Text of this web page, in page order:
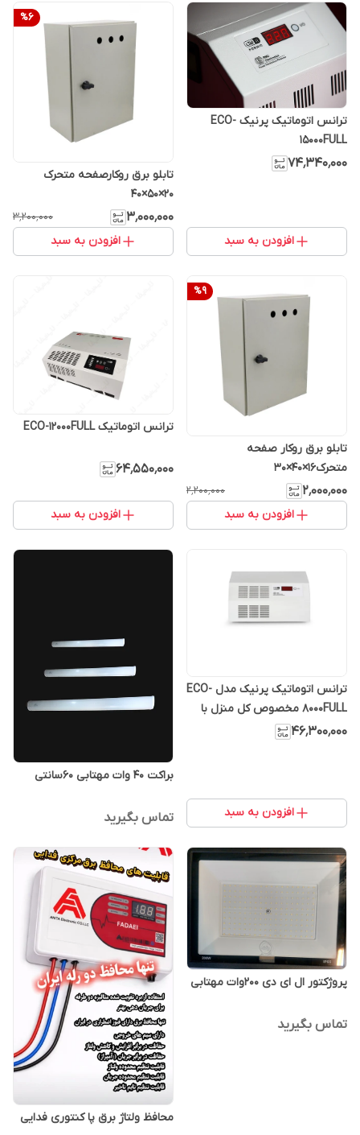
ترانس اتوماتیک پرنیک ECO-
15000FULL
۷۴٬۳۴۰٬۰۰۰
افزودن به سبد
%6
تابلو برق روکارصفحه متحرک
۲۰×۵۰×۴۰
۳٬۰۰۰٬۰۰۰ ۳٬۲۰۰٬۰۰۰
افزودن به سبد
%9
تابلو برق روکار صفحه
متحرک۱۶×۴۰×۳۰
۲٬۰۰۰٬۰۰۰ ۲٬۲۰۰٬۰۰۰
افزودن به سبد
ترانس اتوماتیک ECO-12000FULL
۶۴٬۵۵۰٬۰۰۰
افزودن به سبد
ترانس اتوماتیک پرنیک مدل ECO-
8000FULL مخصوص کل منزل با
کولر گازی
۴۶٬۳۰۰٬۰۰۰
افزودن به سبد
براکت ۴۰ وات مهتابی ۶۰سانتی
تماس بگیرید
پروژکتور ال ای دی ۲۰۰وات مهتابی
تماس بگیرید
محافظ ولتاژ برق پا کنتوری فدایی